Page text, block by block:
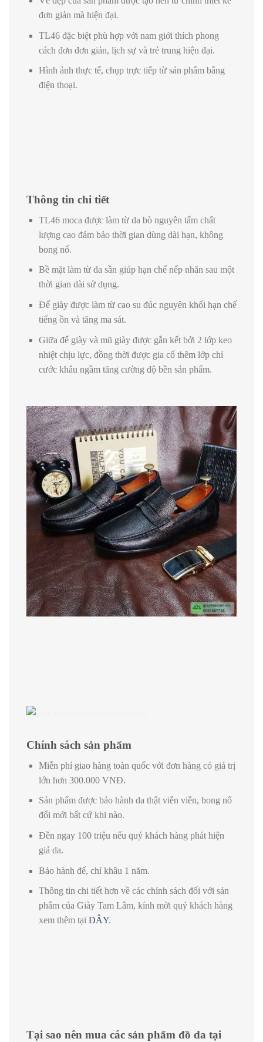
đơn giản mà hiện đại.
TL46 đặc biệt phù hợp với nam giới thích phong
cách đơn đơn giản, lịch sự và trẻ trung hiện đại.
Hình ảnh thực tế, chụp trực tiếp từ sản phẩm bằng
điện thoại.
Thông tin chi tiết
TL46 moca được làm từ da bò nguyên tấm chất
lượng cao đảm bảo thời gian dùng dài hạn, không
bong nổ.
Bề mặt làm từ da sần giúp hạn chế nếp nhăn sau một
thời gian dài sử dụng.
Đế giày được làm từ cao su đúc nguyên khối hạn chế
tiếng ồn và tăng ma sát.
Giữa đế giày và mũ giày được gắn kết bởi 2 lớp keo
nhiệt chịu lực, đồng thời được gia cố thêm lớp chỉ
cước khâu ngầm tăng cường độ bền sản phẩm.
Chính sách sản phẩm
Miễn phí giao hàng toàn quốc với đơn hàng có giá trị
lớn hơn 300.000 VNĐ.
Sản phẩm được bảo hành da thật viễn viễn, bong nổ
đổi mới bất cứ khi nào.
Đền ngay 100 triệu nếu quý khách hàng phát hiện
giả da.
Bảo hành đế, chỉ khâu 1 năm.
Thông tin chi tiết hơn về các chính sách đối với sản
phẩm của Giày Tam Lâm, kính mời quý khách hàng
xem thêm tại ĐÂY.
Tại sao nên mua các sản phẩm đồ da tại